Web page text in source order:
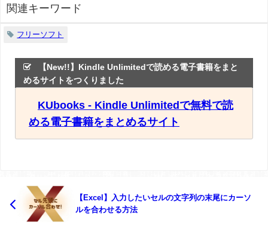
関連キーワード
フリーソフト
【New!!】Kindle Unlimitedで読める電子書籍をまと
めるサイトをつくりました
KUbooks - Kindle Unlimitedで無料で読
める電子書籍をまとめるサイト
【Excel】入力したいセルの文字列の末尾にカーソ
ルを合わせる方法